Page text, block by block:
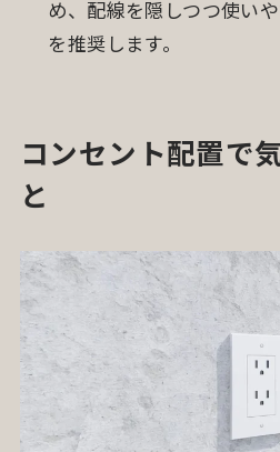
め、配線を隠しつつ使い
を推奨します。
コンセント配置で
と